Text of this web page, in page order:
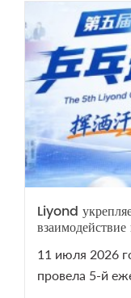
Liyond
11 июля 2026
провела 5-й